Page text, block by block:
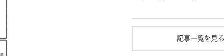
記事一覧を見る